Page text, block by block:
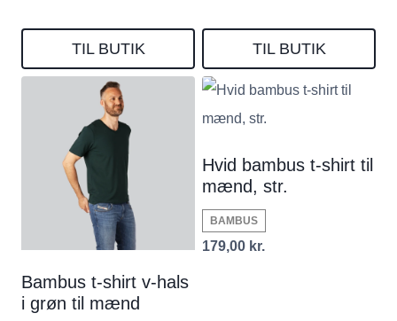
TIL BUTIK TIL BUTIK
Bambus t-shirt v-hals
i grøn til mænd
Hvid bambus t-shirt til
mænd, str.
BAMBUS
179,00 kr.